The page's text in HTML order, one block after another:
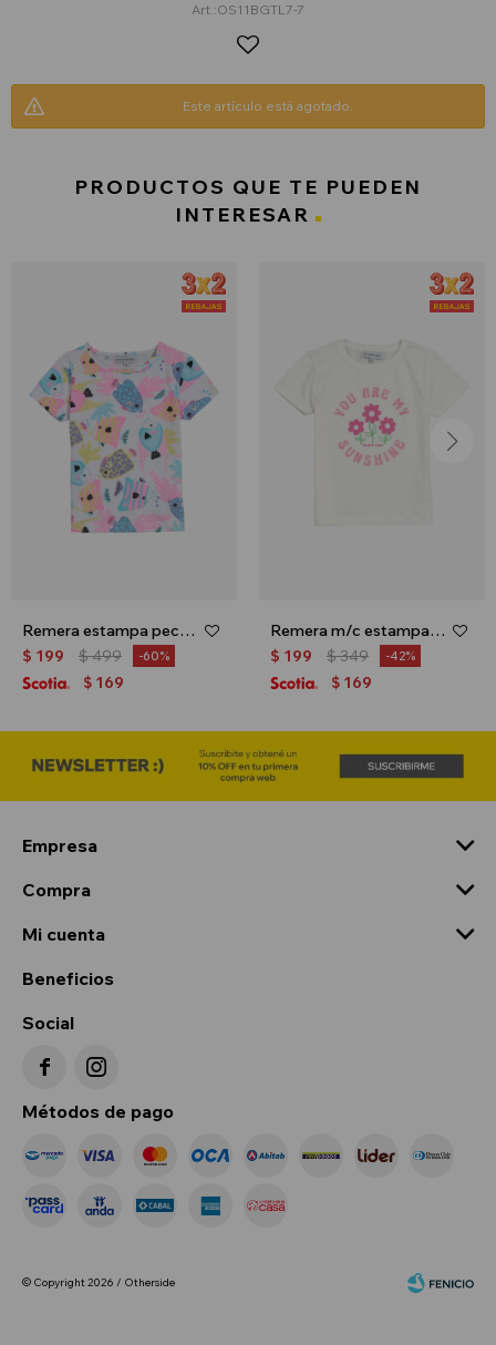
OS11BGTL7-7
Este artículo está agotado.
PRODUCTOS QUE TE PUEDEN
INTERESAR
Remera estampa peces - Blanco
$ 199 $499 60
$ 169
Remera m/c estampa floral - Crudo
$ 199 $349 42
$ 169
Empresa
Compra
Mi cuenta
Beneficios
Social
 
Métodos de pago
© Copyright 2026 / Otherside